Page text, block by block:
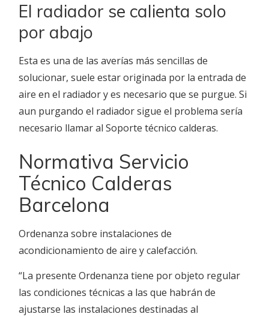
El radiador se calienta solo
por abajo
Esta es una de las averías más sencillas de
solucionar, suele estar originada por la entrada de
aire en el radiador y es necesario que se purgue. Si
aun purgando el radiador sigue el problema sería
necesario llamar al Soporte técnico calderas.
Normativa Servicio
Técnico Calderas
Barcelona
Ordenanza sobre instalaciones de
acondicionamiento de aire y calefacción.
“La presente Ordenanza tiene por objeto regular
las condiciones técnicas a las que habrán de
ajustarse las instalaciones destinadas al